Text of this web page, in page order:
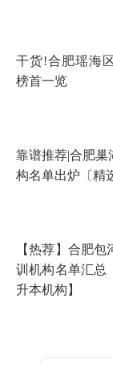
干货!合肥瑶海
榜首一览
靠谱推荐|合肥巢
构名单出炉〔精
【热荐】合肥
训机构名单汇总
升本机构】